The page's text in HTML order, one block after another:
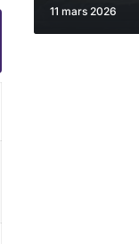
11 mars 2026